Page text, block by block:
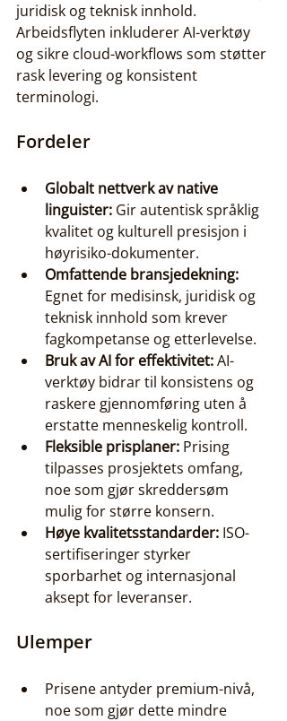
juridisk og teknisk innhold.
Arbeidsflyten inkluderer AI-verktøy
og sikre cloud-workflows som støtter
rask levering og konsistent
terminologi.
Fordeler
Globalt nettverk av native
linguister: Gir autentisk språklig
kvalitet og kulturell presisjon i
høyrisiko-dokumenter.
Omfattende bransjedekning:
Egnet for medisinsk, juridisk og
teknisk innhold som krever
fagkompetanse og etterlevelse.
Bruk av AI for effektivitet: AI-
verktøy bidrar til konsistens og
raskere gjennomføring uten å
erstatte menneskelig kontroll.
Fleksible prisplaner: Prising
tilpasses prosjektets omfang,
noe som gjør skreddersøm
mulig for større konsern.
Høye kvalitetsstandarder: ISO-
sertifiseringer styrker
sporbarhet og internasjonal
aksept for leveranser.
Ulemper
Prisene antyder premium-nivå,
noe som gjør dette mindre